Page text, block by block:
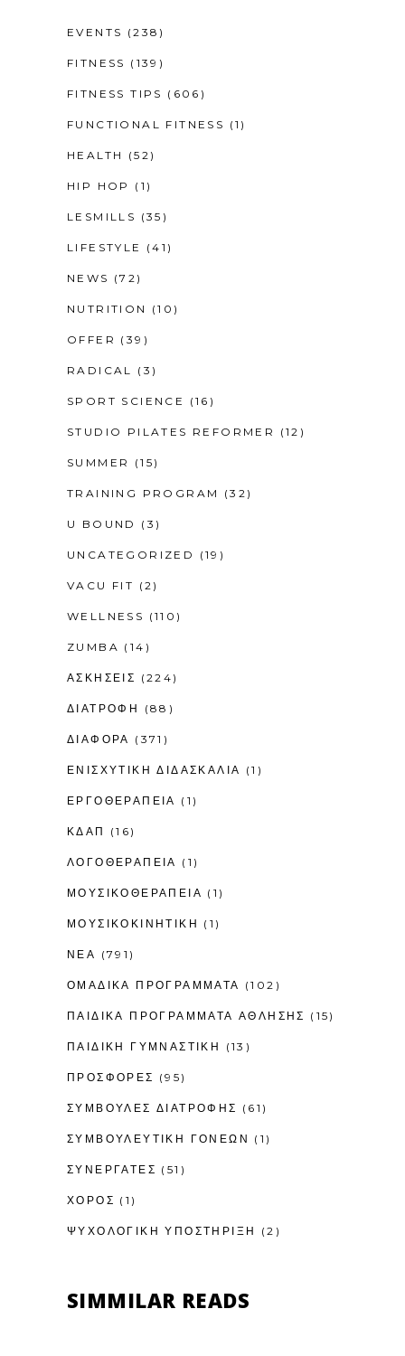
EVENTS (238)
FITNESS (139)
FITNESS TIPS (606)
FUNCTIONAL FITNESS (1)
HEALTH (52)
HIP HOP (1)
LESMILLS (35)
LIFESTYLE (41)
NEWS (72)
NUTRITION (10)
OFFER (39)
RADICAL (3)
SPORT SCIENCE (16)
STUDIO PILATES REFORMER (12)
SUMMER (15)
TRAINING PROGRAM (32)
U BOUND (3)
UNCATEGORIZED (19)
VACU FIT (2)
WELLNESS (110)
ZUMBA (14)
ΑΣΚΗΣΕΙΣ (224)
ΔΙΑΤΡΟΦΗ (88)
ΔΙΑΦΟΡΑ (371)
ΕΝΙΣΧΥΤΙΚΉ ΔΙΔΑΣΚΑΛΊΑ (1)
ΕΡΓΟΘΕΡΑΠΕΊΑ (1)
ΚΔΑΠ (16)
ΛΟΓΟΘΕΡΑΠΕΊΑ (1)
ΜΟΥΣΙΚΟΘΕΡΑΠΕΊΑ (1)
ΜΟΥΣΙΚΟΚΙΝΗΤΙΚΉ (1)
ΝΕΑ (791)
ΟΜΑΔΙΚΑ ΠΡΟΓΡΑΜΜΑΤΑ (102)
ΠΑΙΔΙΚΆ ΠΡΟΓΡΆΜΜΑΤΑ ΆΘΛΗΣΗΣ (15)
ΠΑΙΔΙΚΉ ΓΥΜΝΑΣΤΙΚΉ (13)
ΠΡΟΣΦΟΡΕΣ (95)
ΣΥΜΒΟΥΛΕΣ ΔΙΑΤΡΟΦΗΣ (61)
ΣΥΜΒΟΥΛΕΥΤΙΚΉ ΓΟΝΈΩΝ (1)
ΣΥΝΕΡΓΑΤΕΣ (51)
ΧΟΡΟΣ (1)
ΨΥΧΟΛΟΓΙΚΉ ΥΠΟΣΤΉΡΙΞΗ (2)
SIMMILAR READS